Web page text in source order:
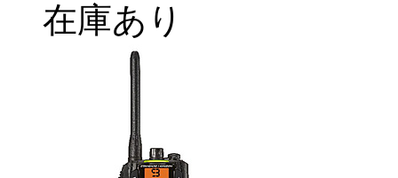
在庫あり